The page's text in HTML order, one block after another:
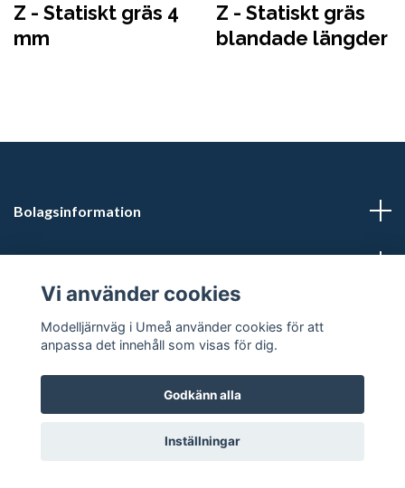
Z - Statiskt gräs 4
mm
Z - Statiskt gräs
blandade längder
Bolagsinformation
överenskommelse.
Vi använder cookies
Modelljärnväg i Umeå använder cookies för att
anpassa det innehåll som visas för dig.
Godkänn alla
Inställningar